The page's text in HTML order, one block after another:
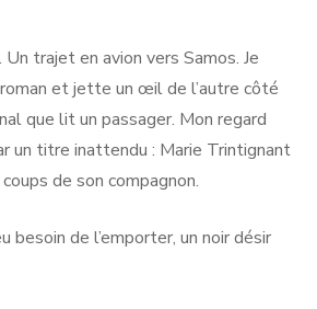
trajet en avion vers Samos. Je
et jette un œil de l’autre côté
que lit un passager. Mon regard
un titre inattendu : Marie Trintignant
de son compagnon.
besoin de l’emporter, un noir désir